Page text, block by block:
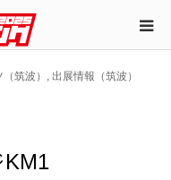
筑波） , 出展情報（筑波）
KM1